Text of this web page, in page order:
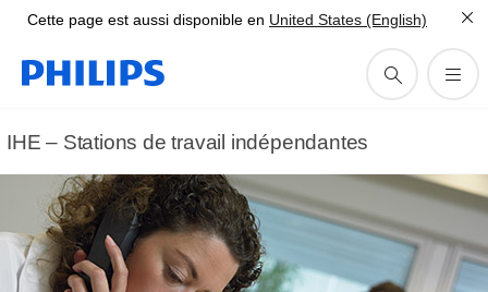
Cette page est aussi disponible en United States (English)
IHE – Stations de travail indépendantes